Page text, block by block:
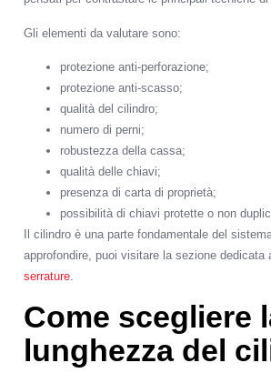
Gli elementi da valutare sono:
protezione anti-perforazione;
protezione anti-scasso;
qualità del cilindro;
numero di perni;
robustezza della cassa;
qualità delle chiavi;
presenza di carta di proprietà;
possibilità di chiavi protette o non
Il cilindro è una parte fondamentale del
approfondire, puoi visitare la sezione dedicata
serrature.
Come scegliere
lunghezza del